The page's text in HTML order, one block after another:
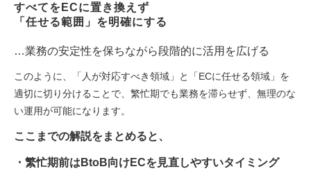
すべてをECに置き換えず
「任せる範囲」を明確にする
…業務の安定性を保ちながら段階的に活用を広げる
このように、「人が対応すべき領域」と「ECに任せる領域」を
適切に切り分けることで、繁忙期でも業務を滞らせず、無理のな
い運用が可能になります。
ここまでの解説をまとめると、
・繁忙期前はBtoB向けECを見直しやすいタイミング